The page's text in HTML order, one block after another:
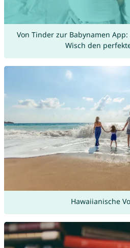
Von Tinder zur Babynamen
Wisch den
Hawaiianische